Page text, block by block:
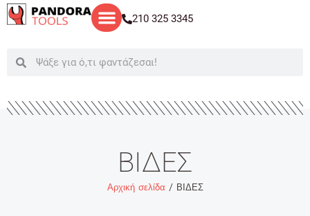
Μετάβαση
στο
210 325 3345
SearchSearch
ΒΙΔΕΣ
Αρχική σελίδα / ΒΙΔΕΣ